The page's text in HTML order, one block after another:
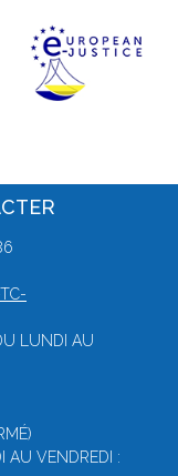
LUNDI AU
AU VENDREDI :